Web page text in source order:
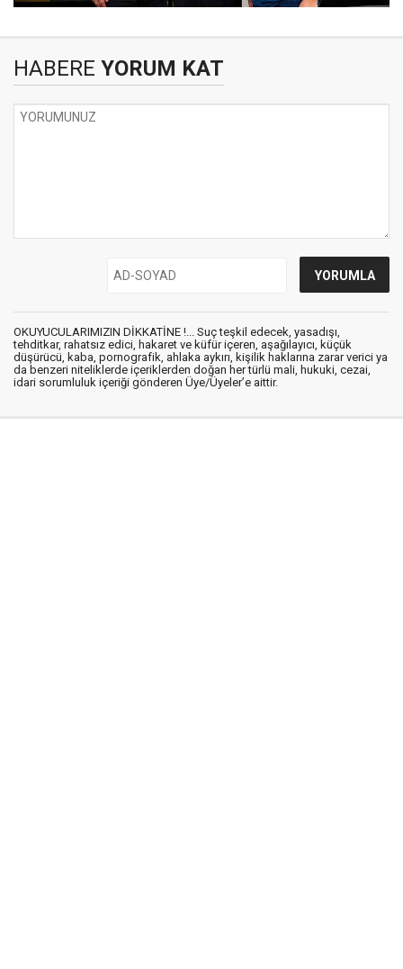
HABERE YORUM KAT
OKUYUCULARIMIZIN DİKKATİNE !... Suç teşkil edecek, yasadışı,
tehditkar, rahatsız edici, hakaret ve küfür içeren, aşağılayıcı, küçük
düşürücü, kaba, pornografik, ahlaka aykırı, kişilik haklarına zarar verici ya
da benzeri niteliklerde içeriklerden doğan her türlü mali, hukuki, cezai,
idari sorumluluk içeriği gönderen Üye/Üyeler’e aittir.